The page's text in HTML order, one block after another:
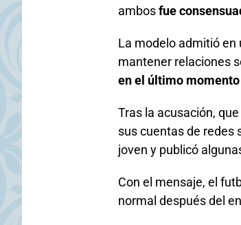
ambosfue
La modelo admitió en
mantener relaciones
en el último
Tras la acusación,
sus cuentas de redes
joven y publicó
Con el mensaje, el
normal después del